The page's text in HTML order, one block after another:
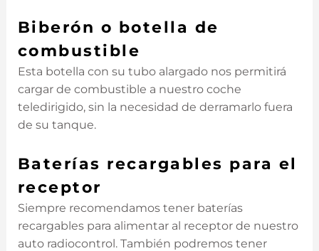
Biberón o botella de
combustible
Esta botella con su tubo alargado nos permitirá
cargar de combustible a nuestro coche
teledirigido, sin la necesidad de derramarlo fuera
de su tanque.
Baterías recargables para el
receptor
Siempre recomendamos tener baterías
recargables para alimentar al receptor de nuestro
auto radiocontrol. También podremos tener